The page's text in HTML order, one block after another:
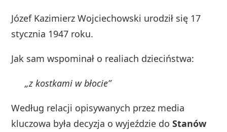
Józef Kazimierz Wojciechowski urodził się 17
stycznia 1947 roku.
Jak sam wspominał o realiach dzieciństwa:
„z kostkami w błocie”
Według relacji opisywanych przez media
kluczowa była decyzja o wyjeździe doStanów